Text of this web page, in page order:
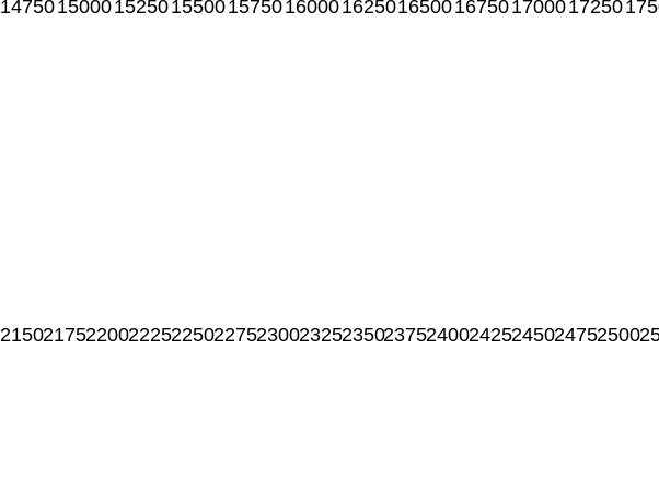
1475015000152501550015750160001625016500167501700017250
215021752200222522502275230023252350237524002425245024752500